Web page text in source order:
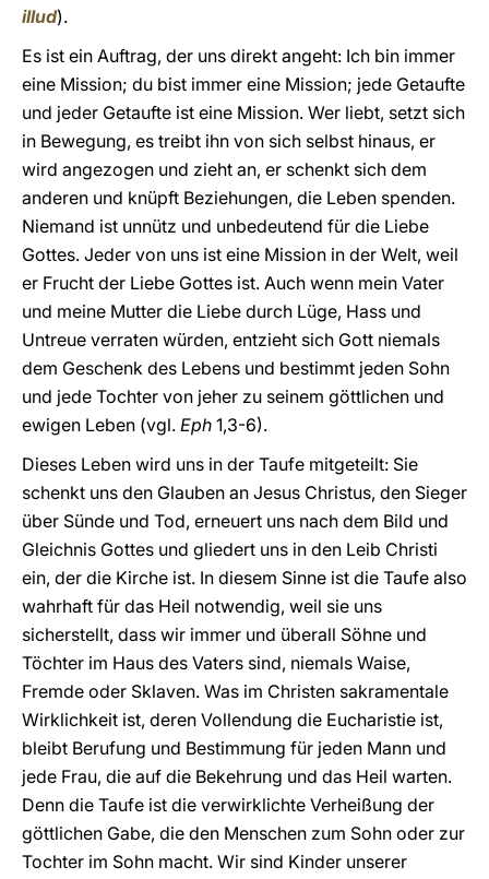
illud).
Es ist ein Auftrag, der uns direkt angeht: Ich bin immer
eine Mission; du bist immer eine Mission; jede Getaufte
und jeder Getaufte ist eine Mission. Wer liebt, setzt sich
in Bewegung, es treibt ihn von sich selbst hinaus, er
wird angezogen und zieht an, er schenkt sich dem
anderen und knüpft Beziehungen, die Leben spenden.
Niemand ist unnütz und unbedeutend für die Liebe
Gottes. Jeder von uns ist eine Mission in der Welt, weil
er Frucht der Liebe Gottes ist. Auch wenn mein Vater
und meine Mutter die Liebe durch Lüge, Hass und
Untreue verraten würden, entzieht sich Gott niemals
dem Geschenk des Lebens und bestimmt jeden Sohn
und jede Tochter von jeher zu seinem göttlichen und
ewigen Leben (vgl. Eph 1,3-6).
Dieses Leben wird uns in der Taufe mitgeteilt: Sie
schenkt uns den Glauben an Jesus Christus, den Sieger
über Sünde und Tod, erneuert uns nach dem Bild und
Gleichnis Gottes und gliedert uns in den Leib Christi
ein, der die Kirche ist. In diesem Sinne ist die Taufe also
wahrhaft für das Heil notwendig, weil sie uns
sicherstellt, dass wir immer und überall Söhne und
Töchter im Haus des Vaters sind, niemals Waise,
Fremde oder Sklaven. Was im Christen sakramentale
Wirklichkeit ist, deren Vollendung die Eucharistie ist,
bleibt Berufung und Bestimmung für jeden Mann und
jede Frau, die auf die Bekehrung und das Heil warten.
Denn die Taufe ist die verwirklichte Verheißung der
göttlichen Gabe, die den Menschen zum Sohn oder zur
Tochter im Sohn macht. Wir sind Kinder unserer